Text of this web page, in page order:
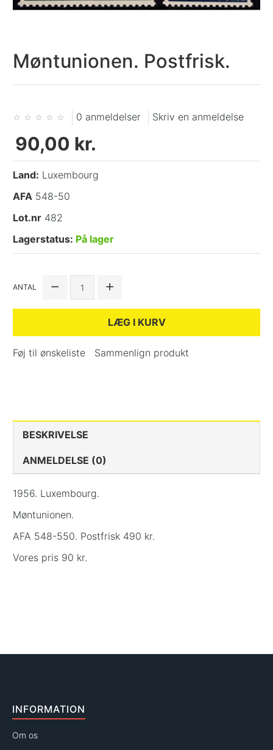
Møntunionen. Postfrisk.
0 anmeldelser Skriv en anmeldelse
90,00 kr.
Land: Luxembourg
AFA 548-50
Lot.nr 482
Lagerstatus: På lager
ANTAL
LÆG I KURV
Føj til ønskeliste Sammenlign produkt
BESKRIVELSE
ANMELDELSE (0)
1956. Luxembourg.
Møntunionen.
AFA 548-550. Postfrisk 490 kr.
Vores pris 90 kr.
INFORMATION
Om os